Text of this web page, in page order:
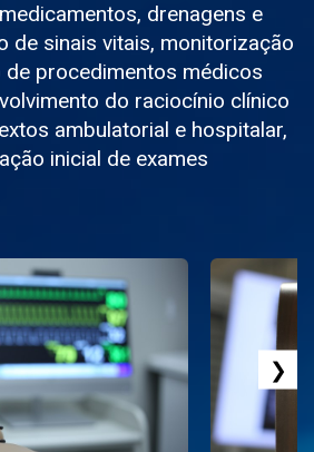
drenagens e
de sinais vitais, monitorização
de procedimentos médicos
do raciocínio clínico
ambulatorial e hospitalar,
inicial de exames
❯